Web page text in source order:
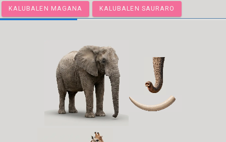
KALUBALEN MAGANA